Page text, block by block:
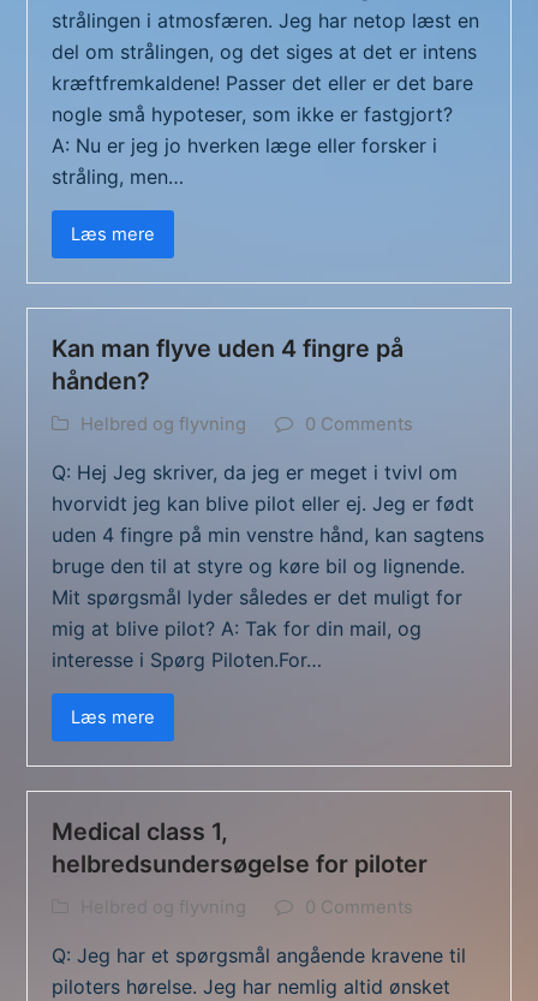
strålingen i atmosfæren. Jeg har netop læst en
del om strålingen, og det siges at det er intens
kræftfremkaldene! Passer det eller er det bare
nogle små hypoteser, som ikke er fastgjort?
A: Nu er jeg jo hverken læge eller forsker i
stråling, men…
Læs mere
Kan man flyve uden 4 fingre på
hånden?
Helbred og flyvning 0 Comments
Q: Hej Jeg skriver, da jeg er meget i tvivl om
hvorvidt jeg kan blive pilot eller ej. Jeg er født
uden 4 fingre på min venstre hånd, kan sagtens
bruge den til at styre og køre bil og lignende.
Mit spørgsmål lyder således er det muligt for
mig at blive pilot? A: Tak for din mail, og
interesse i Spørg Piloten.For…
Læs mere
Medical class 1,
helbredsundersøgelse for piloter
Helbred og flyvning 0 Comments
Q: Jeg har et spørgsmål angående kravene til
piloters hørelse. Jeg har nemlig altid ønsket